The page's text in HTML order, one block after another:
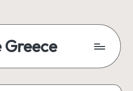
Greece